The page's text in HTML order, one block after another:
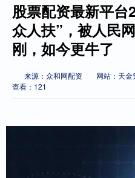
股票配资最新平台
众人扶”，被人民
刚，如今更牛了
来源：众和网配资 网站：天金
查看：121